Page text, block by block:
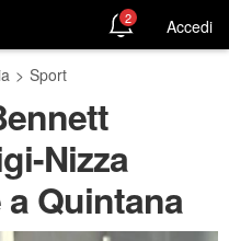
2 Accedi
> Sport
Nizza
Quintana